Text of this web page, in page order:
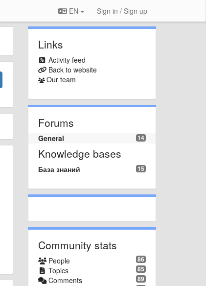
EN Sign in / Sign up
Links
Activity feed
Back to website
Our team
Forums
14
General
Knowledge bases
15
База знаний
Community stats
86
People
85
Topics
89
Comments